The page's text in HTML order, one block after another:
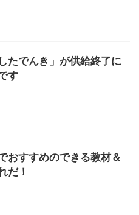
たでんき」が供給終了に
す
おすすめのできる教材＆
だ！